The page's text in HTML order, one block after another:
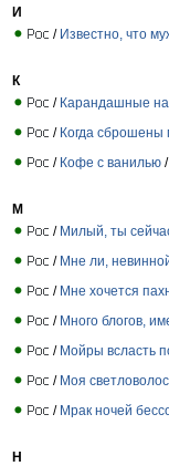
И
/ Известно, что
К
/ Карандашные
/ Когда сброшены
/ Кофе с ванилью
М
/ Милый, ты
/ Мне ли,
/ Мне хочется
/ Много блогов,
/ Мойры всласть
/ Моя
/ Мрак ночей
Н